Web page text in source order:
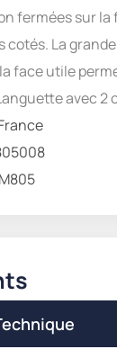
fermées sur
cotés. La
face utile
avec 2